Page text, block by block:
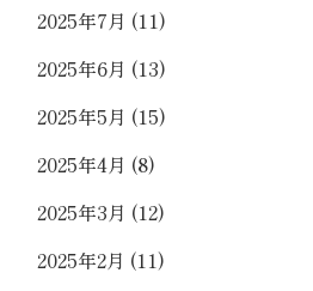
2025年7月 (11)
2025年6月 (13)
2025年5月 (15)
2025年4月 (8)
2025年3月 (12)
2025年2月 (11)